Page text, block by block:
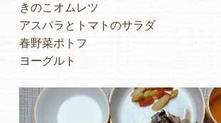
採用情報
よくあるご質問
きのこオムレツ
アスパラとトマトのサラダ
春野菜ポトフ
ヨーグルト